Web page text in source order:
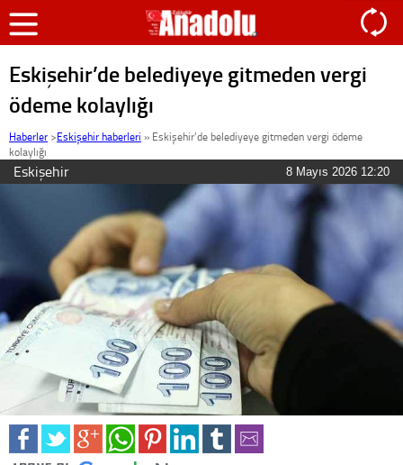
Eskişehir’de belediyeye gitmeden vergi
ödeme kolaylığı
Haberler >Eskişehir haberleri » Eskişehir’de belediyeye gitmeden vergi ödeme
kolaylığı
Eskişehir 8 Mayıs 2026 12:20